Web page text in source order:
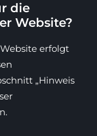
die
Website?
erfolgt
„Hinweis